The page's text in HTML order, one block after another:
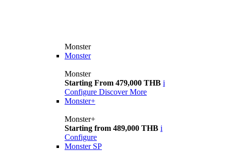
Monster
Monster
Monster
Starting From 479,000 THB i
Configure Discover More
Monster+
Monster+
Starting from 489,000 THB i
Configure
Monster SP